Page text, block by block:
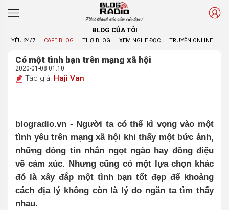
Phát thanh xúc cảm của bạn !
BLOG CỦA TÔI
YÊU 24/7 CAFE BLOG THƠ BLOG XEM NGHE ĐỌC TRUYỆN ONLINE
Có một tình bạn trên mạng xã hội
2020-01-08 01:10
Tác giả: Haji Van
blogradio.vn - Người ta có thể kì vọng vào một
tình yêu trên mạng xã hội khi thấy một bức ảnh,
những dòng tin nhắn ngọt ngào hay đồng điệu
về cảm xúc. Nhưng cũng có một lựa chọn khác
đó là xây đắp một tình bạn tốt đẹp để khoảng
cách địa lý không còn là lý do ngăn ta tìm thấy
nhau.